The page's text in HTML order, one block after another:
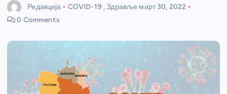
Редакција COVID-19 ,Здравље март 30, 2022
0 Comments